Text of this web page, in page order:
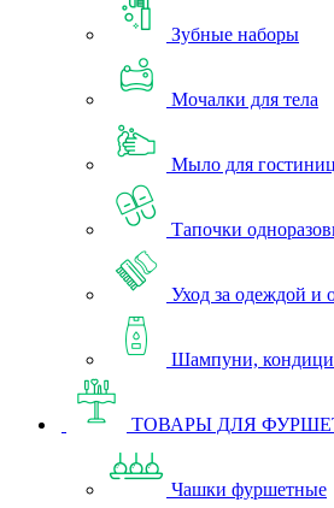
Зубные наборы
Мочалки для тела
Мыло для гостиниц
Тапочки
Уход за одеждой и
Шампуни,
ТОВАРЫ ДЛЯ
Чашки фуршетные